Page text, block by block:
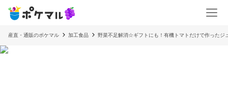
産直・通販のポケマル 加工食品 野菜不足解消☆ギフトにも！有機トマトだけで作ったジ